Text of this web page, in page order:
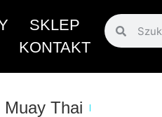
SKLEP
KONTAKT
Muay Thai